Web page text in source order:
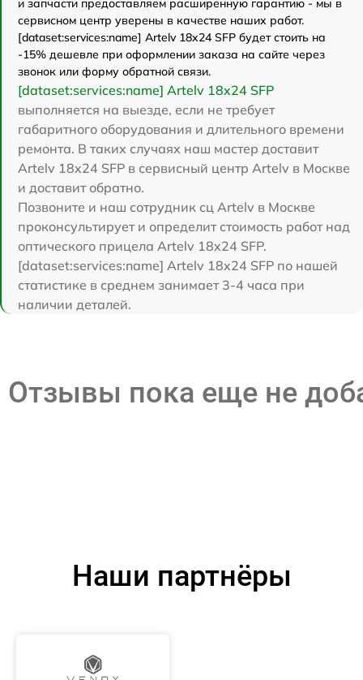
и запчасти предоставляем расширенную гарантию - мы в
сервисном центр уверены в качестве наших работ.
[dataset:services:name] Artelv 18x24 SFP будет стоить на
-15% дешевле при оформлении заказа на сайте через
звонок или форму обратной связи.
[dataset:services:name] Artelv 18x24 SFP
выполняется на выезде, если не требует
габаритного оборудования и длительного времени
ремонта. В таких случаях наш мастер доставит
Artelv 18x24 SFP в сервисный центр Artelv в Москве
и доставит обратно.
Позвоните и наш сотрудник сц Artelv в Москве
проконсультирует и определит стоимость работ над
оптического прицела Artelv 18x24 SFP.
[dataset:services:name] Artelv 18x24 SFP по нашей
статистике в среднем занимает 3-4 часа при
наличии деталей.
Отзывы пока еще не
Наши партнёры